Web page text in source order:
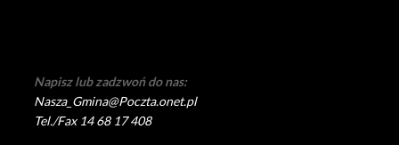
Napisz lub zadzwoń do nas:
Nasza_Gmina@Poczta.onet.pl
Tel./Fax 14 68 17 408